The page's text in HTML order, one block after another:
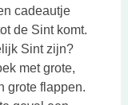
cadeautje
de Sint komt.
Sint zijn?
met grote,
grote flappen.